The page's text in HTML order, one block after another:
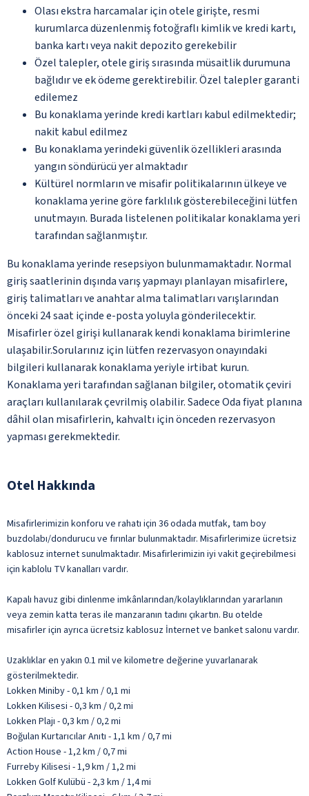
Olası ekstra harcamalar için otele girişte, resmi
kurumlarca düzenlenmiş fotoğraflı kimlik ve kredi kartı,
banka kartı veya nakit depozito gerekebilir
Özel talepler, otele giriş sırasında müsaitlik durumuna
bağlıdır ve ek ödeme gerektirebilir. Özel talepler garanti
edilemez
Bu konaklama yerinde kredi kartları kabul edilmektedir;
nakit kabul edilmez
Bu konaklama yerindeki güvenlik özellikleri arasında
yangın söndürücü yer almaktadır
Kültürel normların ve misafir politikalarının ülkeye ve
konaklama yerine göre farklılık gösterebileceğini lütfen
unutmayın. Burada listelenen politikalar konaklama yeri
tarafından sağlanmıştır.
Bu konaklama yerinde resepsiyon bulunmamaktadır. Normal
giriş saatlerinin dışında varış yapmayı planlayan misafirlere,
giriş talimatları ve anahtar alma talimatları varışlarından
önceki 24 saat içinde e-posta yoluyla gönderilecektir.
Misafirler özel girişi kullanarak kendi konaklama birimlerine
ulaşabilir.Sorularınız için lütfen rezervasyon onayındaki
bilgileri kullanarak konaklama yeriyle irtibat kurun.
Konaklama yeri tarafından sağlanan bilgiler, otomatik çeviri
araçları kullanılarak çevrilmiş olabilir. Sadece Oda fiyat planına
dâhil olan misafirlerin, kahvaltı için önceden rezervasyon
yapması gerekmektedir.
Otel Hakkında
Misafirlerimizin konforu ve rahatı için 36 odada mutfak, tam boy
buzdolabı/dondurucu ve fırınlar bulunmaktadır. Misafirlerimize ücretsiz
kablosuz internet sunulmaktadır. Misafirlerimizin iyi vakit geçirebilmesi
için kablolu TV kanalları vardır.
Kapalı havuz gibi dinlenme imkânlarından/kolaylıklarından yararlanın
veya zemin katta teras ile manzaranın tadını çıkartın. Bu otelde
misafirler için ayrıca ücretsiz kablosuz İnternet ve banket salonu vardır.
Uzaklıklar en yakın 0.1 mil ve kilometre değerine yuvarlanarak
gösterilmektedir.
Lokken Miniby - 0,1 km / 0,1 mi
Lokken Kilisesi - 0,3 km / 0,2 mi
Lokken Plajı - 0,3 km / 0,2 mi
Boğulan Kurtarıcılar Anıtı - 1,1 km / 0,7 mi
Action House - 1,2 km / 0,7 mi
Furreby Kilisesi - 1,9 km / 1,2 mi
Lokken Golf Kulübü - 2,3 km / 1,4 mi